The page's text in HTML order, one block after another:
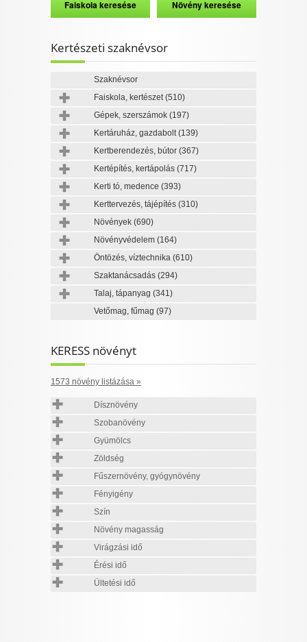
Kertészeti szaknévsor
Szaknévsor
Faiskola, kertészet(510)
Gépek, szerszámok (197)
Kertáruház, gazdabolt(139)
Kertberendezés, bútor (367)
Kertépítés, kertápolás (717)
Kerti tó, medence (393)
Kerttervezés, tájépítés (310)
Növények (690)
Növényvédelem (164)
Öntözés, víztechnika (610)
Szaktanácsadás (294)
Talaj, tápanyag (341)
Vetőmag, fűmag (97)
KERESS növényt
1573 növény listázása »
Dísznövény
Szobanövény
Gyümölcs
Zöldség
Fűszernövény, gyógynövény
Fényigény
Szín
Növény magasság
Virágzási idő
Érési idő
Ültetési idő